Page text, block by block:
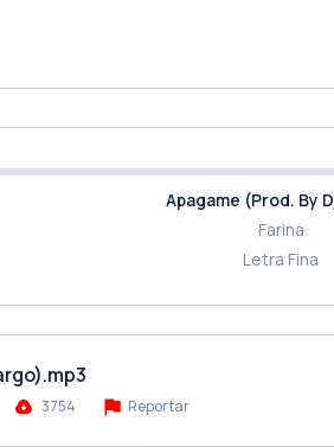
Apagame (Prod. By
Farina
Letra Fina
3754 Reportar